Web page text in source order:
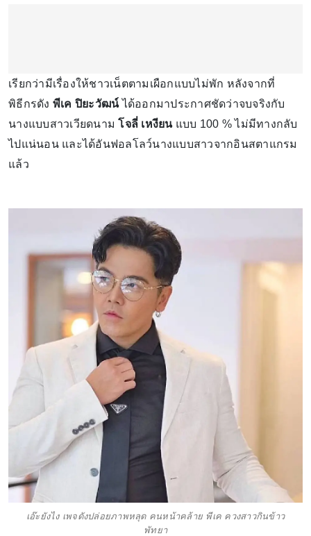
เรียกว่ามีเรื่องให้ชาวเน็ตตามเผือกแบบไม่พัก หลังจากที่
พิธีกรดัง พีเค ปิยะวัฒน์ได้ออกมาประกาศชัดว่าจบจริงกับ
นางแบบสาวเวียดนามโจลี่ เหงียน แบบ 100 % ไม่มีทางกลับ
ไปแน่นอน และได้อันฟอลโลว์นางแบบสาวจากอินสตาแกรม
แล้ว
เอ๊ะยังไง เพจดังปล่อยภาพหลุด คนหน้าคล้าย พีเค ควงสาวกินข้าว
พัทยา